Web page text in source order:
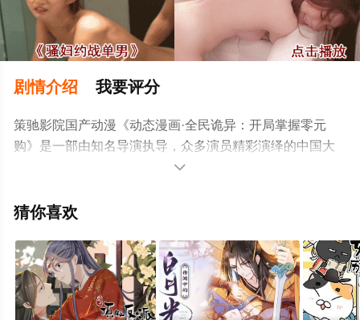
剧情介绍 我要评分
策驰影院国产动漫《动态漫画·全民诡异：开局掌握零元
购》是一部由知名导演执导，众多演员精彩演绎的中国大
陆动漫，手机免费观看高清无删减完整版动漫全集就上策
情网等平台了解。

猜你喜欢